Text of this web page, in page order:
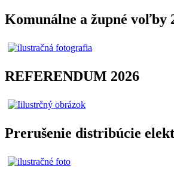
Komunálne a župné voľby
REFERENDUM 2026
Prerušenie distribúcie